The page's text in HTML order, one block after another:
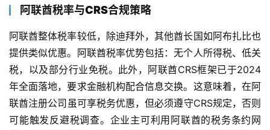
阿联酋税率与CRS合规策略
阿联酋整体税率较低，除迪拜外，其他酋长国如阿布扎比也
提供类似优惠。阿联酋税率优势包括：无个人所得税、低关
税，以及部分行业免税。此外，阿联酋CRS框架已于2024
年全面落地，要求金融机构配合信息交换。这意味着，在阿
联酋注册公司虽可享税务优惠，但必须遵守CRS规定，否则
可能触发反避税调查。企业主可利用阿联酋的税务条约网